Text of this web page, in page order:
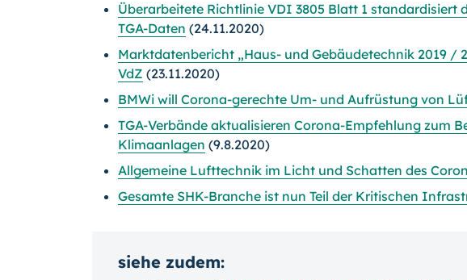
Überarbeitete Richtlinie VDI 3805 Blatt 1 standardisiert
TGA-Daten (24.11.2020)
Marktdatenbericht „Haus- und Gebäudetechnik 2019 /
VdZ (23.11.2020)
BMWi will Corona-gerechte Um- und Aufrüstung von
TGA-Verbände aktualisieren Corona-Empfehlung zum
Klimaanlagen (9.8.2020)
Allgemeine Lufttechnik im Licht und Schatten des
Gesamte SHK-Branche ist nun Teil der Kritischen
siehe zudem: